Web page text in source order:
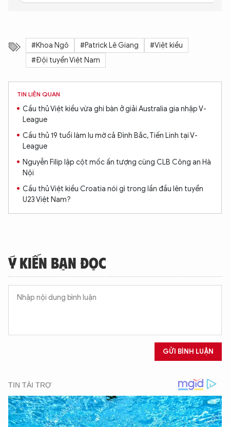
#Khoa Ngô #Patrick Lê Giang
#Việt kiều
#Đội tuyển Việt Nam
TIN LIÊN QUAN
Cầu thủ Việt kiều vừa ghi bàn ở giải Australia gia nhập V-
League
Cầu thủ 19 tuổi làm lu mờ cả Đình Bắc, Tiến Linh tại V-
League
Nguyễn Filip lập cột mốc ấn tượng cùng CLB Công an Hà
Nội
Cầu thủ Việt kiều Croatia nói gì trong lần đầu lên tuyển
U23 Việt Nam?
Ý KIẾN BẠN ĐỌC
GỬI BÌNH LUẬN